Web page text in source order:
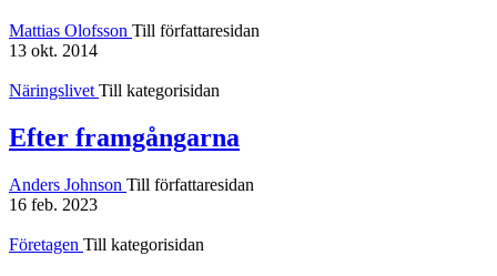
Mattias Olofsson Till författaresidan
13 okt. 2014
NäringslivetTill kategorisidan
Efter framgångarna
Anders Johnson Till författaresidan
16 feb. 2023
Företagen Till kategorisidan